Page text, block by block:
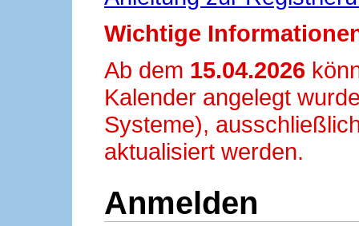
Wichtige
Ab dem 15.04.2026
Kalender angelegt
Systeme),
aktualisiert werden.
Anmelden